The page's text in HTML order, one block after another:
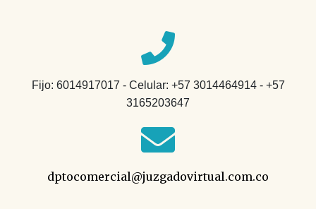
Fijo: 6014917017 - Celular: +57 3014464914 - +57
3165203647
dptocomercial@juzgadovirtual.com.co